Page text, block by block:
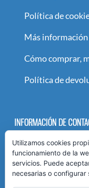
Política de
Más información
Cómo comprar,
Política de
INFORMACIÓN DE
Paseo María
Teléfono:976 436
Móvil:651 88 52 10
Utilizamos cookies
funcionamiento de la
servicios. Puede
necesarias o configurar